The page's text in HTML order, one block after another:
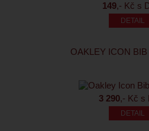
149,- Kč s
OAKLEY ICON
3 290,- Kč s